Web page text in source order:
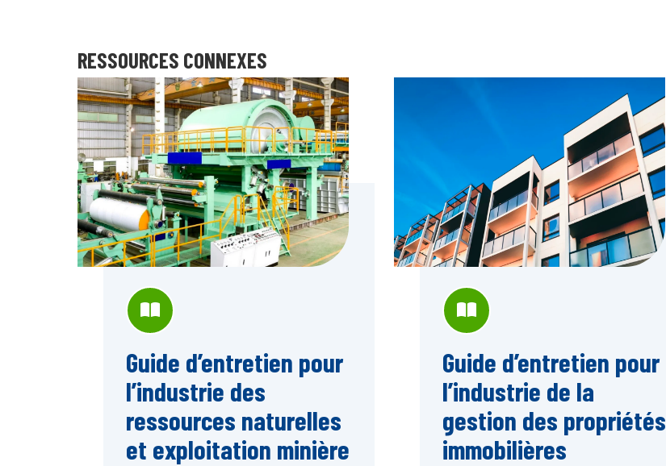
RESSOURCES CONNEXES
Guide d’entretien pour
l’industrie des
ressources naturelles
et exploitation minière
Guide d’entretien pour
l’industrie de la
gestion des propriétés
immobilières